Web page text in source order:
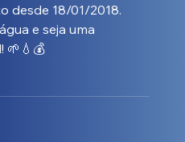
desde 18/01/2018.
e seja uma
🌱💧💰